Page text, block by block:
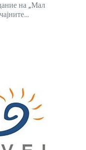
на „Мал